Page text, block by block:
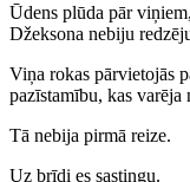
Ūdens plūda pār
Džeksona nebiju
Viņa rokas pārvietojās
pazīstamību, kas
Tā nebija pirmā reize.
Uz brīdi es sastingu.